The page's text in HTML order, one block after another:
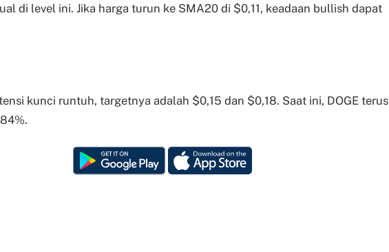
di level ini. Jika harga turun ke SMA20 di $0,11, keadaan bullish dapat
kunci runtuh, targetnya adalah $0,15 dan $0,18. Saat ini, DOGE terus